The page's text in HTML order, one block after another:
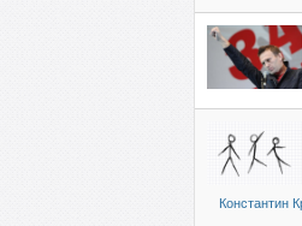
Константин